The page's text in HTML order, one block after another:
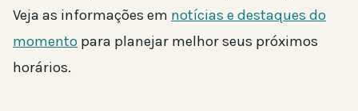
Veja as informações em notícias e destaques do
momento para planejar melhor seus próximos
horários.